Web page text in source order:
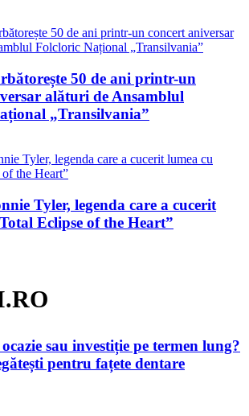
50 de ani printr-un
alături de Ansamblul
„Transilvania”
Tyler, legenda care a cucerit
Eclipse of the Heart”
sau investiție pe termen lung?
pentru fațete dentare